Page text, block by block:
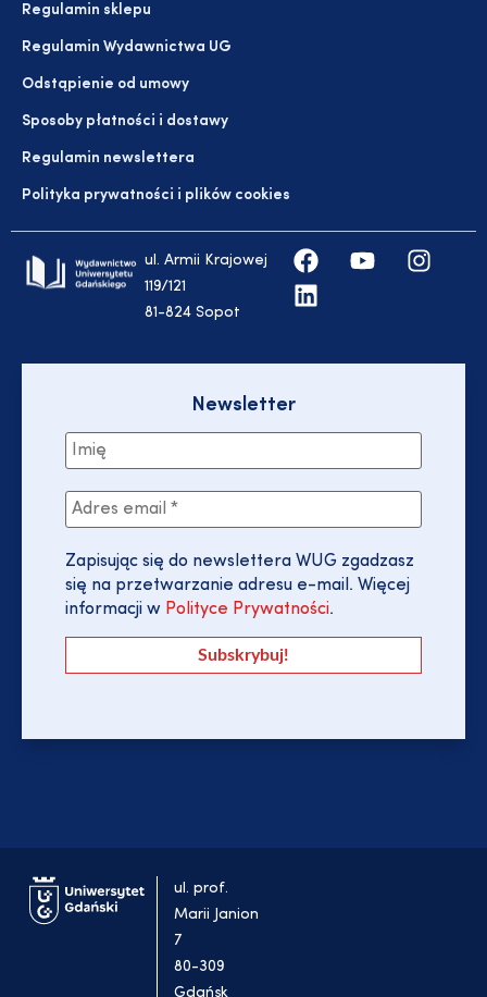
Regulamin sklepu
Regulamin Wydawnictwa UG
Odstąpienie od umowy
Sposoby płatności i dostawy
Regulamin newslettera
Polityka prywatności i plików cookies
ul. Armii Krajowej
119/121
81-824 Sopot
Newsletter
Zapisując się do newslettera WUG zgadzasz
się na przetwarzanie adresu e-mail. Więcej
informacji w Polityce Prywatności.
ul. prof.
Marii Janion
7
80-309
Gdańsk